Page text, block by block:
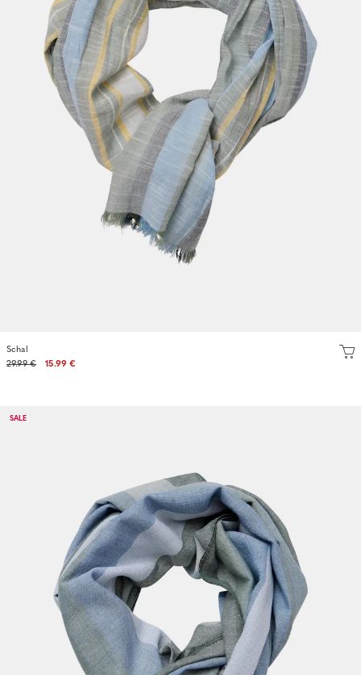
Schal
29.99 €
15.99 €
SALE